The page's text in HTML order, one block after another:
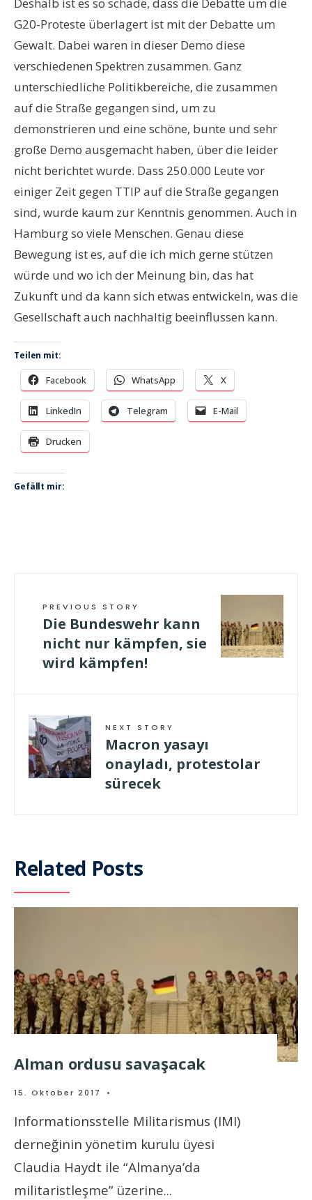
G20-Proteste überlagert ist mit der Debatte um
Gewalt. Dabei waren in dieser Demo diese
verschiedenen Spektren zusammen. Ganz
unterschiedliche Politikbereiche, die zusammen
auf die Straße gegangen sind, um zu
demonstrieren und eine schöne, bunte und sehr
große Demo ausgemacht haben, über die leider
nicht berichtet wurde. Dass 250.000 Leute vor
einiger Zeit gegen TTIP auf die Straße gegangen
sind, wurde kaum zur Kenntnis genommen. Auch in
Hamburg so viele Menschen. Genau diese
Bewegung ist es, auf die ich mich gerne stützen
würde und wo ich der Meinung bin, das hat
Zukunft und da kann sich etwas entwickeln, was die
Gesellschaft auch nachhaltig beeinflussen kann.
Teilen mit:
Facebook WhatsApp X
LinkedIn Telegram E-Mail
Drucken
Gefällt mir:
PREVIOUS STORY
Die Bundeswehr kann
nicht nur kämpfen, sie
wird kämpfen!
NEXT STORY
Macron yasayı
onayladı, protestolar
sürecek
Related Posts
Alman ordusu savaşacak
15. Oktober 2017 •
Informationsstelle Militarismus (IMI)
derneğinin yönetim kurulu üyesi
Claudia Haydt ile “Almanya’da
militaristleşme” üzerine...